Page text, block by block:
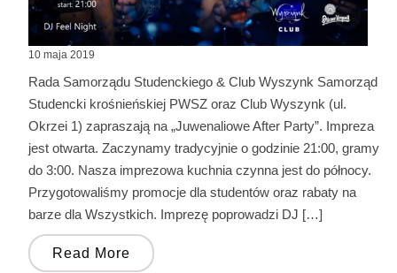
10 maja 2019
Rada Samorządu Studenckiego & Club Wyszynk Samorząd
Studencki krośnieńskiej PWSZ oraz Club Wyszynk (ul.
Okrzei 1) zapraszają na „Juwenaliowe After Party”. Impreza
jest otwarta. Zaczynamy tradycyjnie o godzinie 21:00, gramy
do 3:00. Nasza imprezowa kuchnia czynna jest do północy.
Przygotowaliśmy promocje dla studentów oraz rabaty na
barze dla Wszystkich. Imprezę poprowadzi DJ […]
Read More